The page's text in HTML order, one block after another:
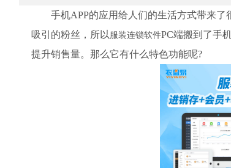
手机APP的应用给人们的生活方式带来了
吸引的粉丝，所以服装连锁软件PC端搬到了手
提升销售量。那么它有什么特色功能呢?